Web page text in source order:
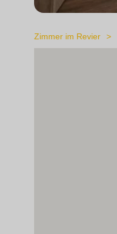
Zimmer im Revier